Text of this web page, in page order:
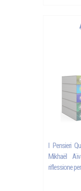
I Pensieri
Mikhaël
riflessione